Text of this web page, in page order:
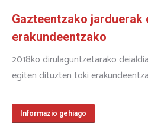
Gazteentzako
erakundeentzako
2018ko dirulaguntzetarako
egiten dituzten toki
Informazio gehiago